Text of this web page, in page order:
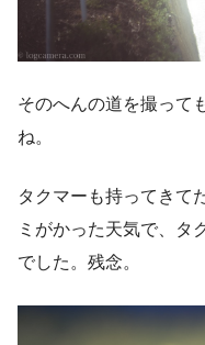
そのへんの道を撮って
ね。
タクマーも持ってきて
ミがかった天気で、タ
でした。残念。